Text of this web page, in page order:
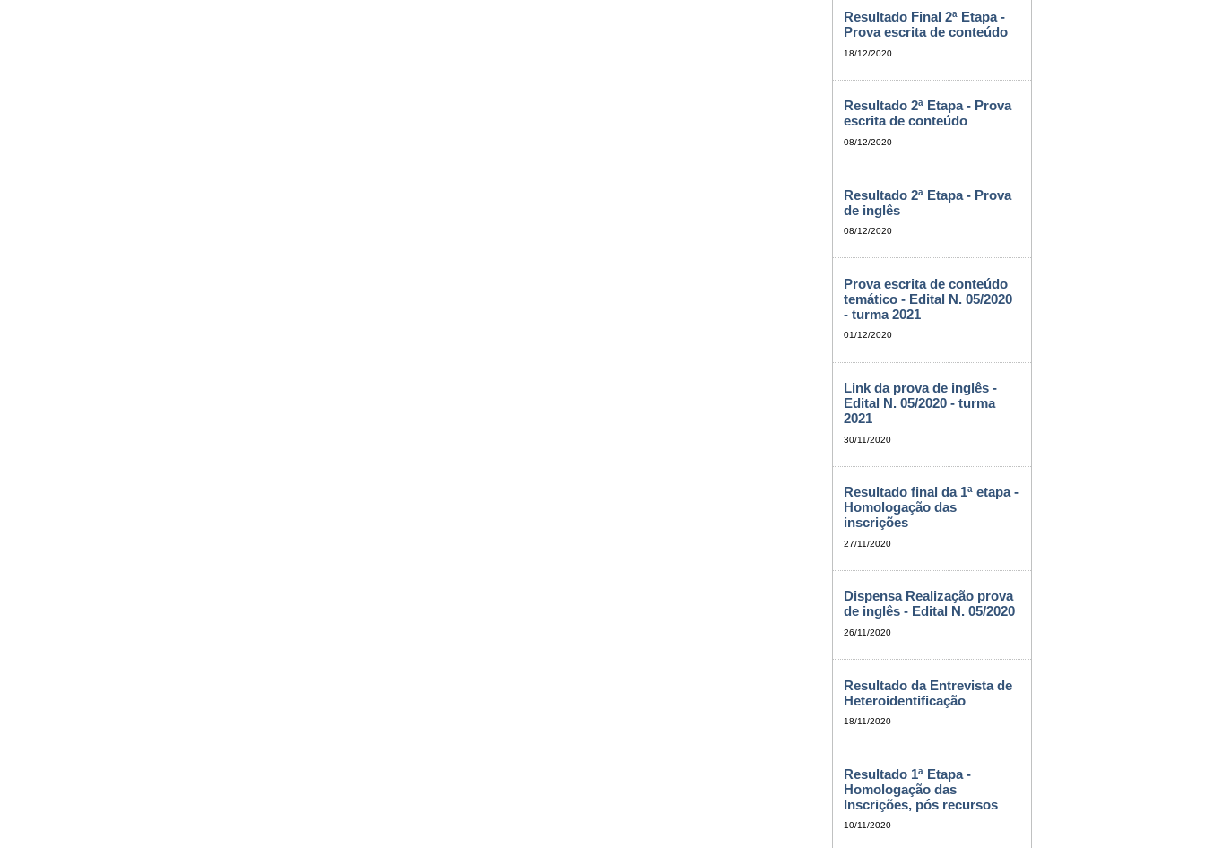
Resultado Final 2ª Etapa -
Prova escrita de conteúdo
18/12/2020
Resultado 2ª Etapa - Prova
escrita de conteúdo
08/12/2020
Resultado 2ª Etapa - Prova
de inglês
08/12/2020
Prova escrita de conteúdo
temático - Edital N. 05/2020
- turma 2021
01/12/2020
Link da prova de inglês -
Edital N. 05/2020 - turma
2021
30/11/2020
Resultado final da 1ª etapa -
Homologação das
inscrições
27/11/2020
Dispensa Realização prova
de inglês - Edital N. 05/2020
26/11/2020
Resultado da Entrevista de
Heteroidentificação
18/11/2020
Resultado 1ª Etapa -
Homologação das
Inscrições, pós recursos
10/11/2020